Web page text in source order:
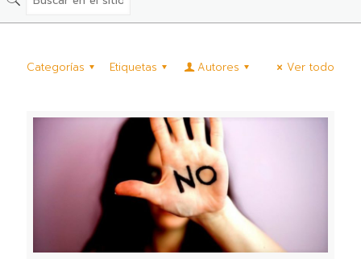
Categorías Etiquetas Autores Ver todo